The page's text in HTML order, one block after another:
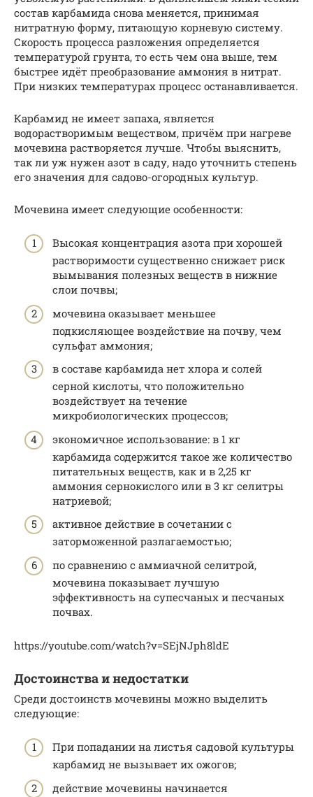
состав карбамида снова меняется, принимая
нитратную форму, питающую корневую систему.
Скорость процесса разложения определяется
температурой грунта, то есть чем она выше, тем
быстрее идёт преобразование аммония в нитрат.
При низких температурах процесс останавливается.
Карбамид не имеет запаха, является
водорастворимым веществом, причём при нагреве
мочевина растворяется лучше. Чтобы выяснить,
так ли уж нужен азот в саду, надо уточнить степень
его значения для садово-огородных культур.
Мочевина имеет следующие особенности:
Высокая концентрация азота при хорошей
растворимости существенно снижает риск
вымывания полезных веществ в нижние
слои почвы;
мочевина оказывает меньшее
подкисляющее воздействие на почву, чем
сульфат аммония;
в составе карбамида нет хлора и солей
серной кислоты, что положительно
воздействует на течение
микробиологических процессов;
экономичное использование: в 1 кг
карбамида содержится такое же количество
питательных веществ, как и в 2,25 кг
аммония сернокислого или в 3 кг селитры
натриевой;
активное действие в сочетании с
заторможенной разлагаемостью;
по сравнению с аммиачной селитрой,
мочевина показывает лучшую
эффективность на супесчаных и песчаных
почвах.
https://youtube.com/watch?v=SEjNJph8ldE
Достоинства и недостатки
Среди достоинств мочевины можно выделить
следующие:
При попадании на листья садовой культуры
карбамид не вызывает их ожогов;
действие мочевины начинается